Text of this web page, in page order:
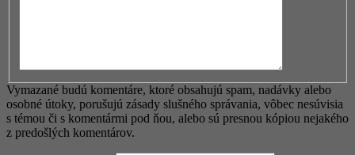
Vymazané budú komentáre, ktoré obsahujú spam, nadávky alebo
osobné útoky, porušujú zásady slušného správania, vôbec nesúvisia
s témou či s komentármi pod ňou, alebo sú presnou kópiou nejakého
z predošlých komentárov.